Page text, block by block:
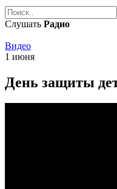
Слушать Радио
Видео
1 июня
День защиты